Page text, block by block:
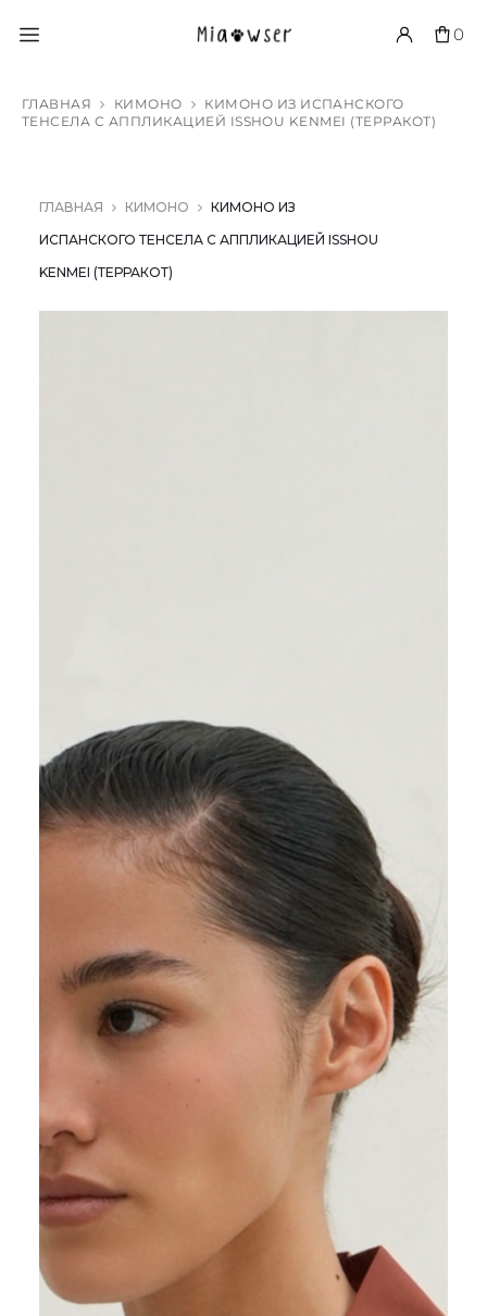
0
ГЛАВНАЯ КИМОНО
КИМОНО ИЗ ИСПАНСКОГО
ТЕНСЕЛА С АППЛИКАЦИЕЙ ISSHOU KENMEI (ТЕРРАКОТ)
ГЛАВНАЯ КИМОНО
КИМОНО ИЗ
ИСПАНСКОГО ТЕНСЕЛА С АППЛИКАЦИЕЙ ISSHOU
KENMEI (ТЕРРАКОТ)